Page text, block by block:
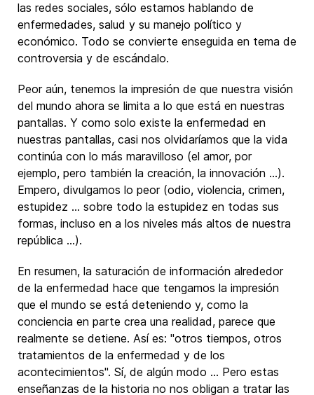
las redes sociales, sólo estamos hablando de
enfermedades, salud y su manejo político y
económico. Todo se convierte enseguida en tema de
controversia y de escándalo.
Peor aún, tenemos la impresión de que nuestra visión
del mundo ahora se limita a lo que está en nuestras
pantallas. Y como solo existe la enfermedad en
nuestras pantallas, casi nos olvidaríamos que la vida
continúa con lo más maravilloso (el amor, por
ejemplo, pero también la creación, la innovación ...).
Empero, divulgamos lo peor (odio, violencia, crimen,
estupidez ... sobre todo la estupidez en todas sus
formas, incluso en a los niveles más altos de nuestra
república ...).
En resumen, la saturación de información alrededor
de la enfermedad hace que tengamos la impresión
que el mundo se está deteniendo y, como la
conciencia en parte crea una realidad, parece que
realmente se detiene. Así es: "otros tiempos, otros
tratamientos de la enfermedad y de los
acontecimientos". Sí, de algún modo ... Pero estas
enseñanzas de la historia no nos obligan a tratar las